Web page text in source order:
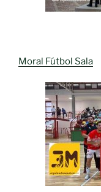
Moral Fútbol Sala